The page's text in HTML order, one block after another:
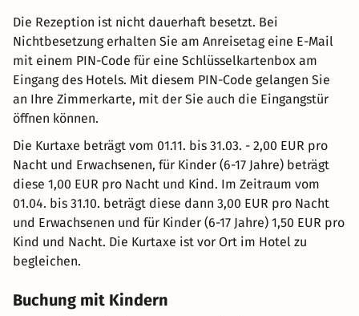
Die Rezeption ist nicht dauerhaft besetzt. Bei
Nichtbesetzung erhalten Sie am Anreisetag eine E-Mail
mit einem PIN-Code für eine Schlüsselkartenbox am
Eingang des Hotels. Mit diesem PIN-Code gelangen Sie
an Ihre Zimmerkarte, mit der Sie auch die Eingangstür
öffnen können.
Die Kurtaxe beträgt vom 01.11. bis 31.03. - 2,00 EUR pro
Nacht und Erwachsenen, für Kinder (6-17 Jahre) beträgt
diese 1,00 EUR pro Nacht und Kind. Im Zeitraum vom
01.04. bis 31.10. beträgt diese dann 3,00 EUR pro Nacht
und Erwachsenen und für Kinder (6-17 Jahre) 1,50 EUR pro
Kind und Nacht. Die Kurtaxe ist vor Ort im Hotel zu
begleichen.
Buchung mit Kindern